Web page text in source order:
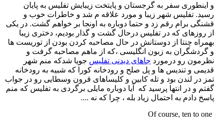
و اینطوری سفر به گرجستان و پایتخت زیبایش تفلیس به پایان
رسید. تفلیس شهر زیبا و مورد علاقه م شد و خاطرات خوب و
قشنگی برام رقم زد و حتما دوباره به اونجا بر خواهم گشت. در یکی
از روزهای که در تفلیس درحال گشت و گذار بودیم، دختری زیبا
بهمراه چنتا از دوستانش در حال مصاحبه کردن بودن از توریست ها
و گردشگران به زبون انگلیسی ،که از ماهم مصاحبه گرفت و
نظرمون رو درمورد جاهای دیدنی تفلیس جویا شدکه منم شهر
قدیمی و تندیس ها و پل صلح و رودخانه کورا که شبیه به رودخانه
تمز در لندن بود و تله کابین و کلیساهای قرون وسطایی رو در جواب
گفتم و در انتها پرسید که آیا دوباره مایلی برگردی به تفلیس که منم
پاسخ دادم به احتمال زیاد بله ، چرا که نه ....